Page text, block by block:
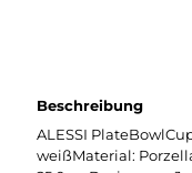
Beschreibung
ALESSI
weißMaterial: